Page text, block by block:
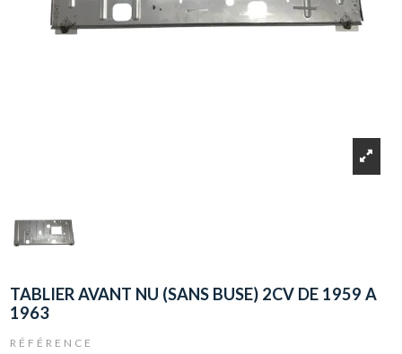
TABLIER AVANT NU (SANS BUSE) 2CV DE 1959 A
1963
RÉFÉRENCE